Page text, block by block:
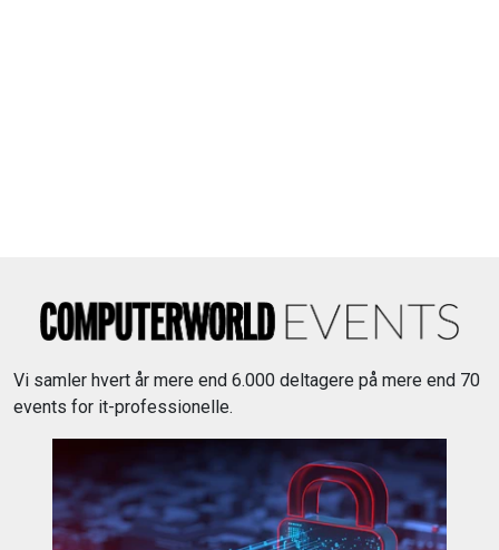
Vi samler hvert år mere end 6.000 deltagere på mere end 70
events for it-professionelle.